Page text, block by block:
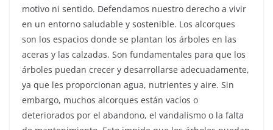
motivo ni sentido. Defendamos nuestro derecho a vivir
en un entorno saludable y sostenible. Los alcorques
son los espacios donde se plantan los árboles en las
aceras y las calzadas. Son fundamentales para que los
árboles puedan crecer y desarrollarse adecuadamente,
ya que les proporcionan agua, nutrientes y aire. Sin
embargo, muchos alcorques están vacíos o
deteriorados por el abandono, el vandalismo o la falta